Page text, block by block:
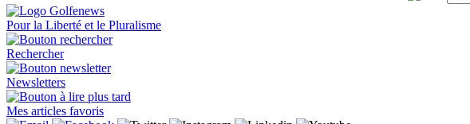
Pour la Liberté et le Pluralisme
Rechercher
Newsletters
Mes articles favoris